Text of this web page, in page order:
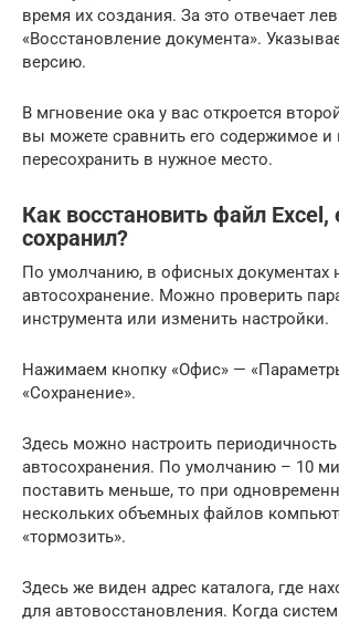
время их создания. За это отвечает
«Восстановление документа».
версию.
В мгновение ока у вас откроется
вы можете сравнить его содержимое и
пересохранить в нужное место.
Как восстановить файл Excel,
сохранил?
По умолчанию, в офисных документах
автосохранение. Можно проверить
инструмента или изменить настройки.
Нажимаем кнопку «Офис» —
«Сохранение».
Здесь можно настроить периодичность
автосохранения. По умолчанию – 10
поставить меньше, то при
нескольких объемных файлов
«тормозить».
Здесь же виден адрес каталога, где
для автовосстановления. Когда